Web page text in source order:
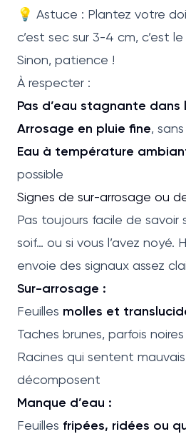
💡 Astuce : Plantez votre
c’est sec sur 3-4 cm, c’est
Sinon, patience !
À respecter :
Pas d’eau stagnante dans
Arrosage en pluie fine,
Eau à température
possible
Signes de sur-arrosage ou
Pas toujours facile de savoir
soif… ou si vous l’avez noyé.
envoie des signaux assez
Sur-arrosage :
Feuilles molles et
Taches brunes, parfois
Racines qui sentent
décomposent
Manque d’eau :
Feuilles fripées, ridées ou